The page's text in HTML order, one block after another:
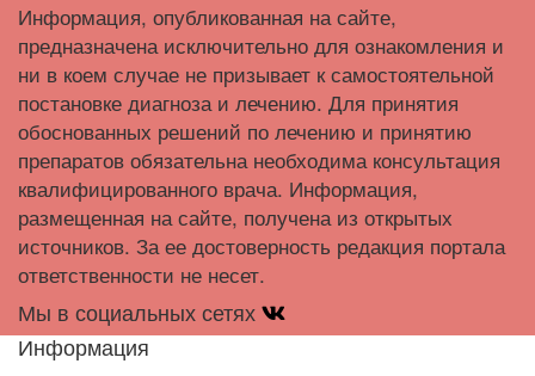
Информация, опубликованная на сайте,
предназначена исключительно для ознакомления и
ни в коем случае не призывает к самостоятельной
постановке диагноза и лечению. Для принятия
обоснованных решений по лечению и принятию
препаратов обязательна необходима консультация
квалифицированного врача. Информация,
размещенная на сайте, получена из открытых
источников. За ее достоверность редакция портала
ответственности не несет.
Мы в социальных сетях
Информация